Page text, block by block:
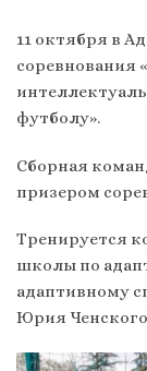
️11 октября в
соревнования
футболу».
Сборная
призером
Тренируется
школы по
адаптивному
Юрия